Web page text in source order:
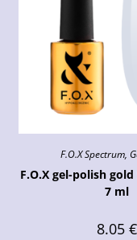
F.O.X Spectrum,
F.O.X gel-polish
7 ml
8.05 €